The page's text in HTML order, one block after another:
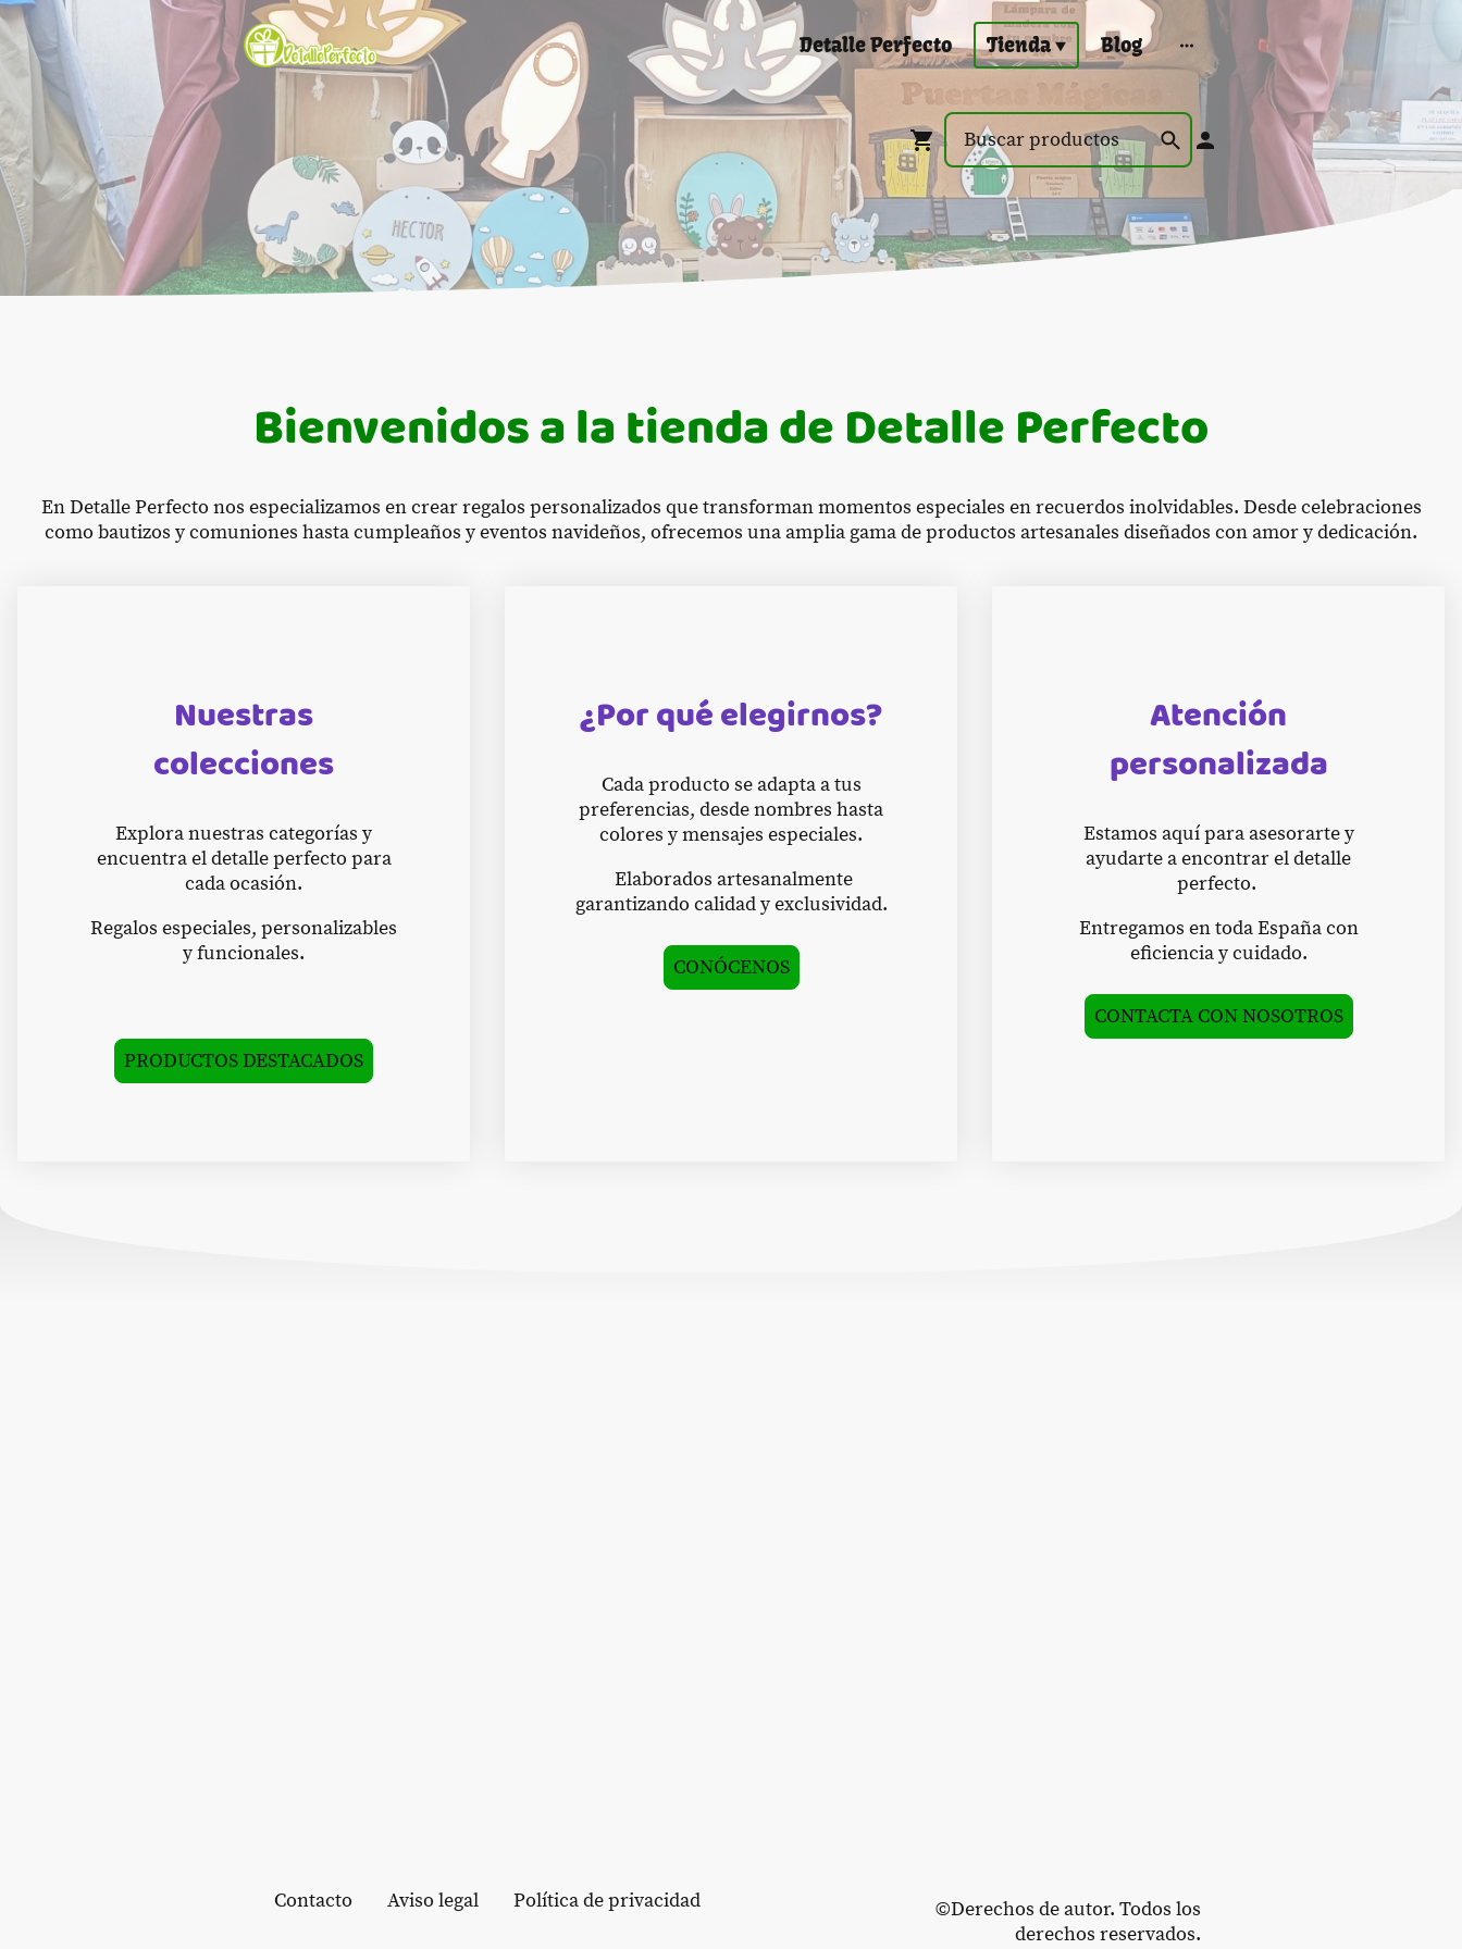
Detalle Perfecto Tienda Blog
Bienvenidos a la tienda de Detalle Perfecto
En Detalle Perfecto nos especializamos en crear regalos personalizados que transforman momentos especiales en recuerdos inolvidables. Desde celebraciones
como bautizos y comuniones hasta cumpleaños y eventos navideños, ofrecemos una amplia gama de productos artesanales diseñados con amor y dedicación.
Nuestras
colecciones
Explora nuestras categorías y
encuentra el detalle perfecto para
cada ocasión.
Regalos especiales, personalizables
y funcionales.
PRODUCTOS DESTACADOS
¿Por qué elegirnos?
Cada producto se adapta a tus
preferencias, desde nombres hasta
colores y mensajes especiales.
Elaborados artesanalmente
garantizando calidad y exclusividad.
CONÓCENOS
Atención
personalizada
Estamos aquí para asesorarte y
ayudarte a encontrar el detalle
perfecto.
Entregamos en toda España con
eficiencia y cuidado.
CONTACTA CON NOSOTROS
Contacto Aviso legal Política de privacidad
©Derechos de autor. Todos los
derechos reservados.